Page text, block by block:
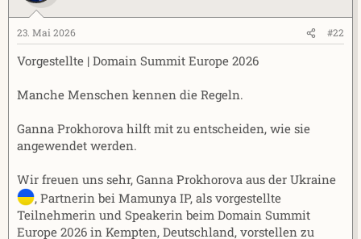
23. Mai 2026 #22
Vorgestellte | Domain Summit Europe 2026
Manche Menschen kennen die Regeln.
Ganna Prokhorova hilft mit zu entscheiden, wie sie
angewendet werden.
Wir freuen uns sehr, Ganna Prokhorova aus der Ukraine
, Partnerin bei Mamunya IP, als vorgestellte
Teilnehmerin und Speakerin beim Domain Summit
Europe 2026 in Kempten, Deutschland, vorstellen zu